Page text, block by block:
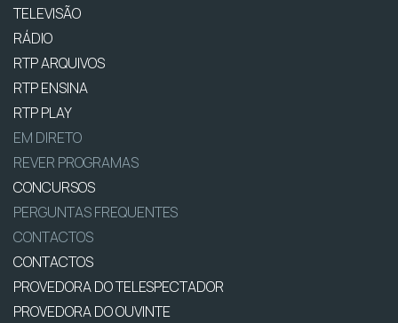
TELEVISÃO
RÁDIO
RTP ARQUIVOS
RTP ENSINA
RTP PLAY
EM DIRETO
REVER PROGRAMAS
CONCURSOS
PERGUNTAS FREQUENTES
CONTACTOS
CONTACTOS
PROVEDORA DO TELESPECTADOR
PROVEDORA DO OUVINTE